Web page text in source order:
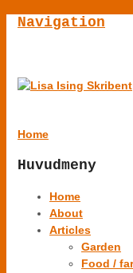
Navigation
Home
Huvudmeny
Home
About
Articles
Garden
Food /